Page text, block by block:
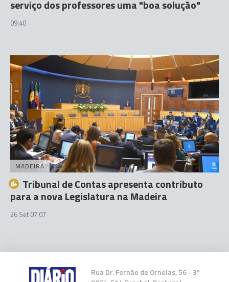
serviço dos professores uma "boa solução"
09:40
MADEIRA
Tribunal de Contas apresenta contributo
para a nova Legislatura na Madeira
26 Set 07:07
Rua Dr. Fernão de Ornelas, 56 - 3º